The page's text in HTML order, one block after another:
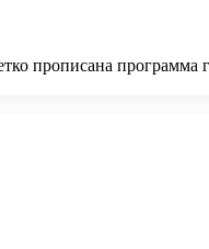
прописана программа